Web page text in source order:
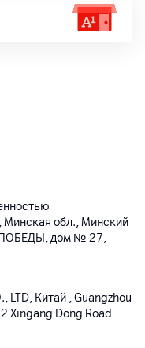
обл., Минский
ПОБЕДЫ, дом № 27,
LTD, Китай , Guangzhou
Xingang Dong Road